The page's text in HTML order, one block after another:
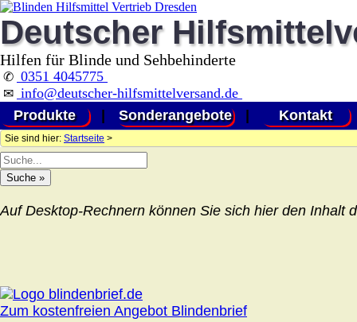
Deutscher
Hilfen für Blinde und Sehbehinderte
✆ 0351 4045775
✉ info@deutscher-hilfsmittelversand.de
Produkte
Sonderangebote Kontakt
Sie sind hier: Startseite >
Auf Desktop-Rechnern können Sie sich hier den Inhalt
Zum kostenfreien Angebot Blindenbrief